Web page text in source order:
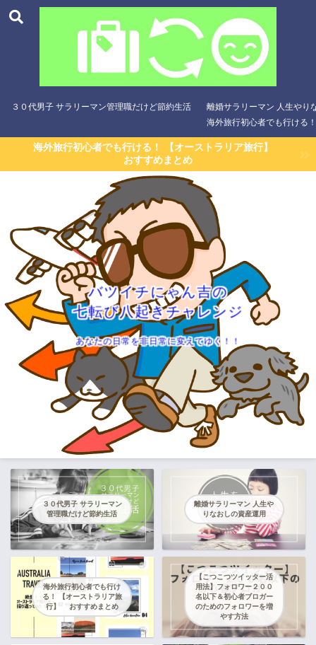
３０代男子 サラリーマン管理職だけど節約生活
離婚サラリーマン 人生やり
海外旅行初心者でも行ける
海外旅行初心者でも行ける！ 【オーストラリア旅行】
おすすめまとめ
バツイチにゃん吉の
七転び八起きチャレンジ
あなたの日常を非日常に変えてゆく！！
３０代男子 サラリーマン
管理職だけど節約生活
離婚サラリーマン 人生や
りなおしの資産運用
海外旅行初心者でも行け
る！ 【オーストラリア旅
行】 おすすめまとめ
【こつこつツイッター活
用法】フォロワー２００
名以下＆初心者ブロガー
のためのフォロワーを増
やす方法